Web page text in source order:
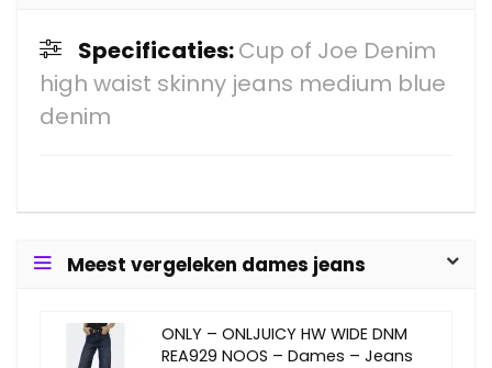
Specificaties:Cup of Joe Denim
high waist skinny jeans medium blue
denim
Meest vergeleken dames jeans
ONLY – ONLJUICY HW WIDE DNM
REA929 NOOS – Dames – Jeans